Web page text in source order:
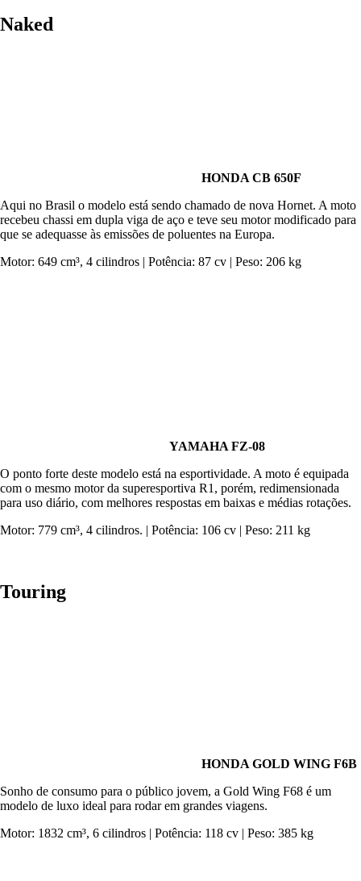
Naked
HONDA CB 650F
Aqui no Brasil o modelo está sendo chamado de nova Hornet. A moto
recebeu chassi em dupla viga de aço e teve seu motor modificado para
que se adequasse às emissões de poluentes na Europa.
Motor: 649 cm³, 4 cilindros | Potência: 87 cv | Peso: 206 kg
YAMAHA FZ-08
O ponto forte deste modelo está na esportividade. A moto é equipada
com o mesmo motor da superesportiva R1, porém, redimensionada
para uso diário, com melhores respostas em baixas e médias rotações.
Motor: 779 cm³, 4 cilindros. | Potência: 106 cv | Peso: 211 kg
Touring
HONDA GOLD WING F6B
Sonho de consumo para o público jovem, a Gold Wing F68 é um
modelo de luxo ideal para rodar em grandes viagens.
Motor: 1832 cm³, 6 cilindros | Potência: 118 cv | Peso: 385 kg